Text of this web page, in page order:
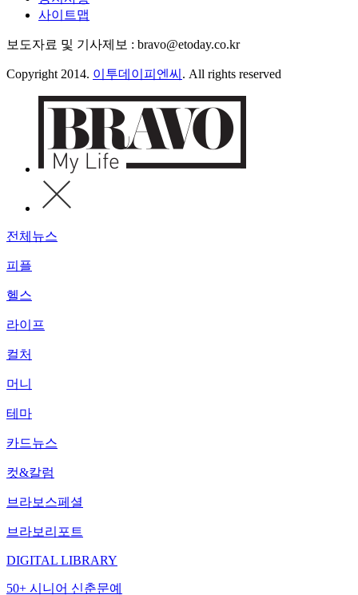
사이트맵
보도자료 및 기사제보 : bravo@etoday.co.kr
Copyright 2014. 이투데이피엔씨 . All rights reserved
전체뉴스
피플
헬스
라이프
컬처
머니
테마
카드뉴스
컷&칼럼
브라보스페셜
브라보리포트
DIGITAL LIBRARY
50+ 시니어 신춘문예